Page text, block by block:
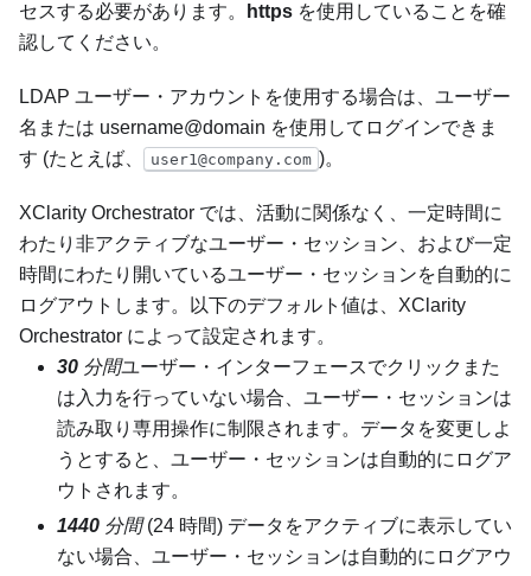
セスする必要があります。
https を使用していることを確
認してください。
LDAP ユーザー・アカウントを使用する場合は、ユーザー
名または username@domain を使用してログインできま
す (たとえば、
user1@company.com )。
XClarity Orchestrator では、活動に関係なく、一定時間に
わたり非アクティブなユーザー・セッション、および一定
時間にわたり開いているユーザー・セッションを自動的に
ログアウトします。以下のデフォルト値は、 XClarity
Orchestrator によって設定されます。
30 分間ユーザー・インターフェースでクリックまた
は入力を行っていない場合、ユーザー・セッションは
読み取り専用操作に制限されます。データを変更しよ
うとすると、ユーザー・セッションは自動的にログア
ウトされます。
1440 分間(24 時間) データをアクティブに表示してい
ない場合、ユーザー・セッションは自動的にログアウ